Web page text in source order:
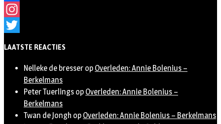
Facebook
Instagram
LAATSTE REACTIES
Nelleke de bresser op Overleden: Annie Bolenius –
Berkelmans
Peter Tuerlings op Overleden: Annie Bolenius –
Berkelmans
Twan de Jongh op Overleden: Annie Bolenius – Berkelmans